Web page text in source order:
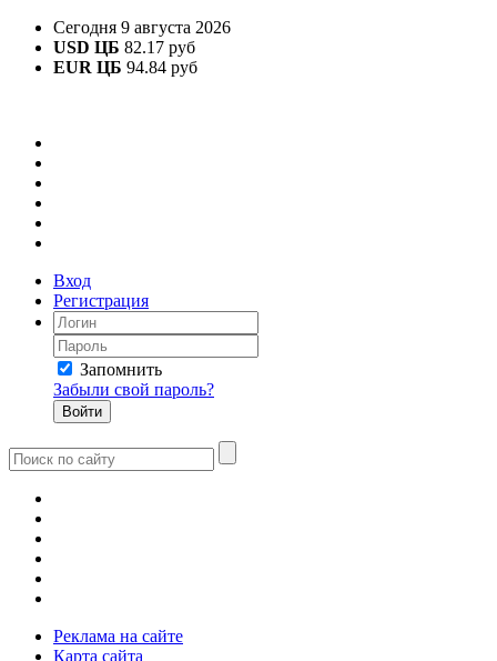
Сегодня 9 августа 2026
USD ЦБ 82.17 руб
EUR ЦБ 94.84 руб
Вход
Регистрация
Запомнить
Забыли свой пароль?
Реклама на сайте
Карта сайта